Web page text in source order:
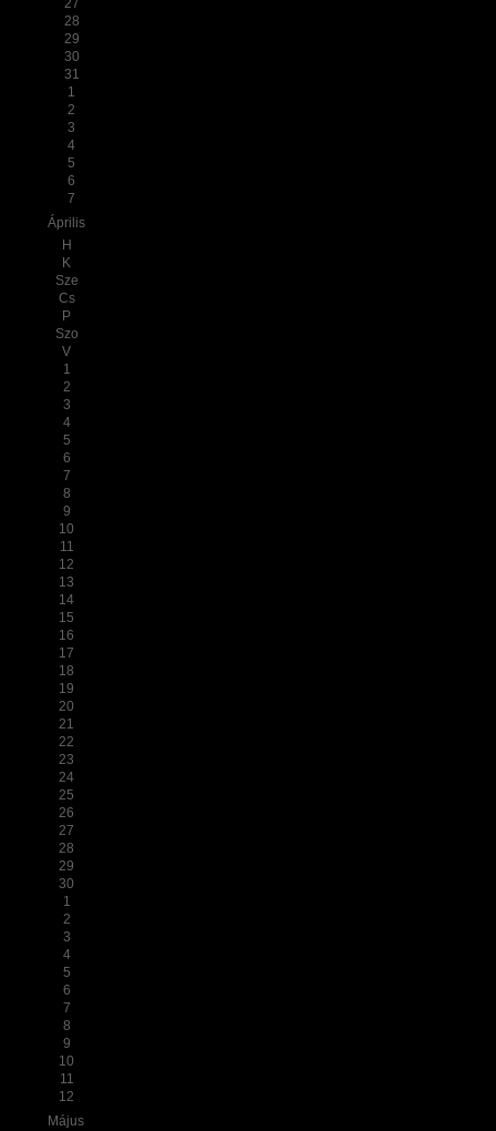
27
28
29
30
31
1
2
3
4
5
6
7
Április
H
K
Sze
Cs
P
Szo
V
1
2
3
4
5
6
7
8
9
10
11
12
13
14
15
16
17
18
19
20
21
22
23
24
25
26
27
28
29
30
1
2
3
4
5
6
7
8
9
10
11
12
Május